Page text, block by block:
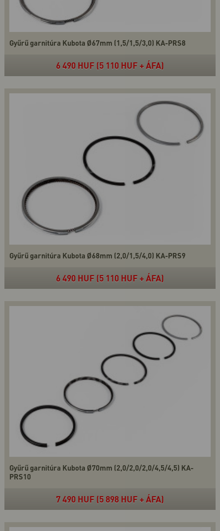
Gyűrű garnitúra Kubota Ø67mm (1,5/1,5/3,0) KA-PRS8
6 490 HUF (5 110 HUF + ÁFA)
Gyűrű garnitúra Kubota Ø68mm (2,0/1,5/4,0) KA-PRS9
6 490 HUF (5 110 HUF + ÁFA)
Gyűrű garnitúra Kubota Ø70mm (2,0/2,0/2,0/4,5/4,5) KA-
PRS10
7 490 HUF (5 898 HUF + ÁFA)